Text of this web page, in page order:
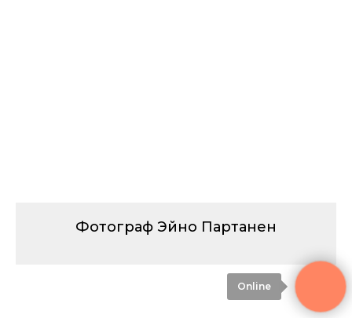
Фотограф Эйно Партанен
Online